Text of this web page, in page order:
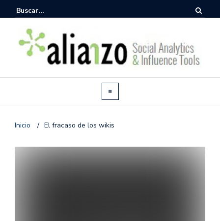
Inicio / El fracaso de los wikis